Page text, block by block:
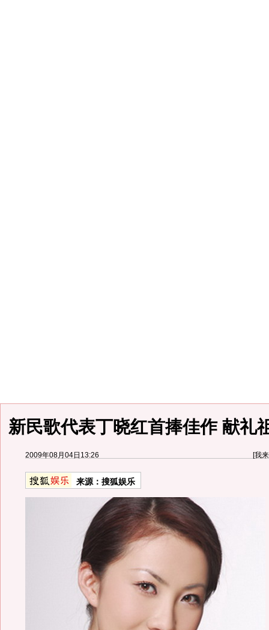
新民歌代表丁晓红首捧佳作 献礼
2009年08月04日13:26 [我
来源： 搜狐娱乐